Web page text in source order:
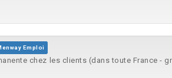
Emploi
chez les clients (dans toute France -